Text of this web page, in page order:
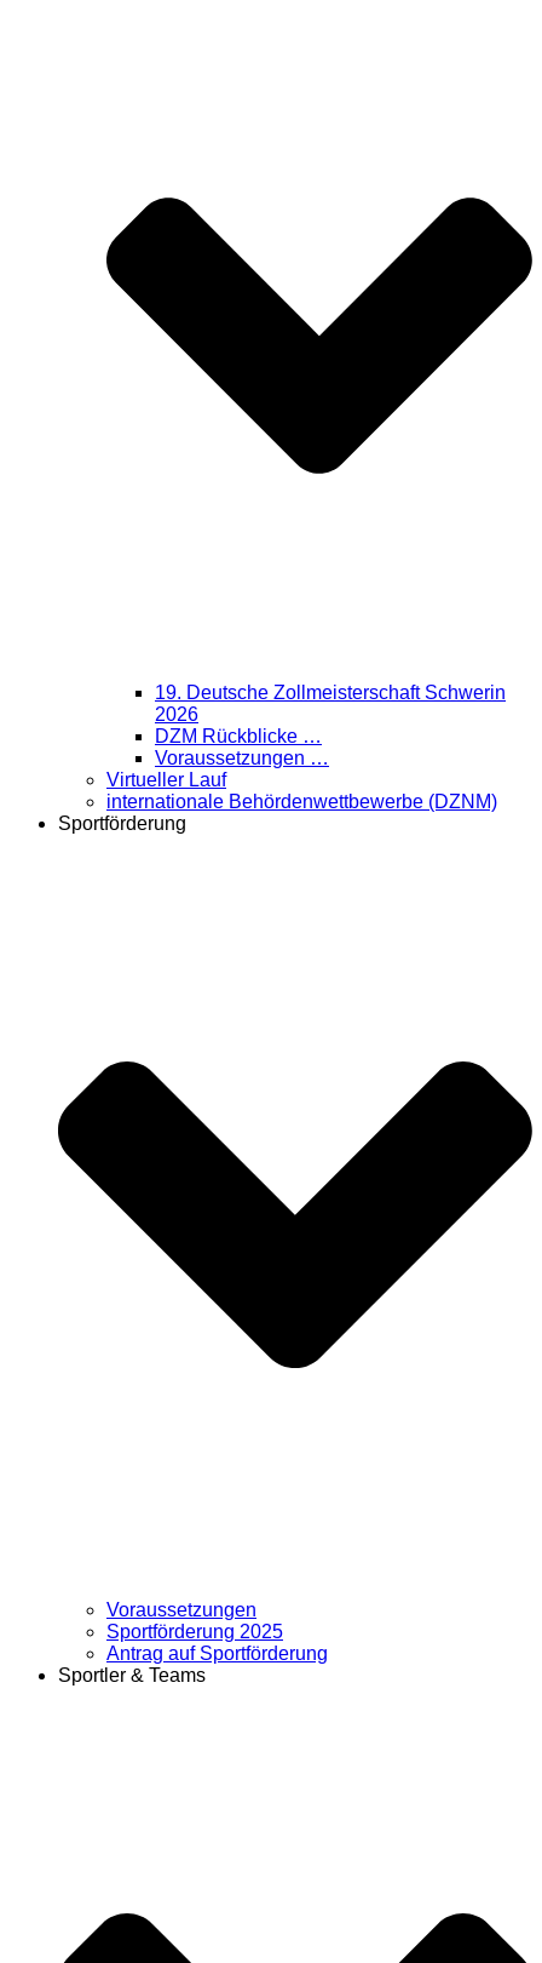
19. Deutsche Zollmeisterschaft Schwerin
2026
DZM Rückblicke …
Voraussetzungen …
Virtueller Lauf
internationale Behördenwettbewerbe (DZNM)
Sportförderung
Voraussetzungen
Sportförderung 2025
Antrag auf Sportförderung
Sportler & Teams